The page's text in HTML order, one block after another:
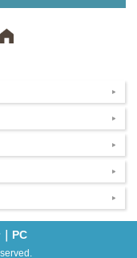
PC